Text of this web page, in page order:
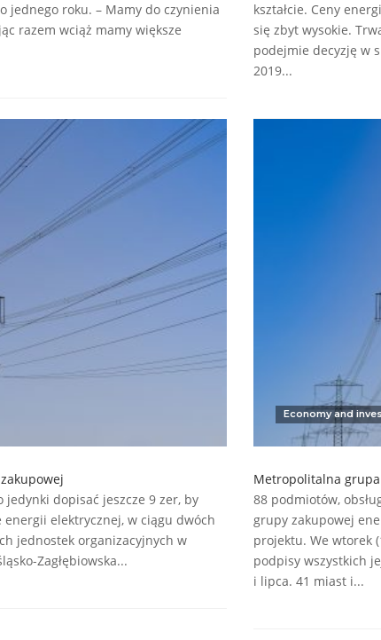
jednego roku. – Mamy do czynienia
razem wciąż mamy większe
kształcie. Ceny
się zbyt wysokie.
podejmie decyzję w
2019...
jedynki dopisać jeszcze 9 zer, by
elektrycznej, w ciągu dwóch
jednostek organizacyjnych w
Zagłębiowska...
Economy and
Metropolitalna
88 podmiotów,
grupy zakupowej
projektu. We wtorek
podpisy wszystkich
i lipca. 41 miast i...